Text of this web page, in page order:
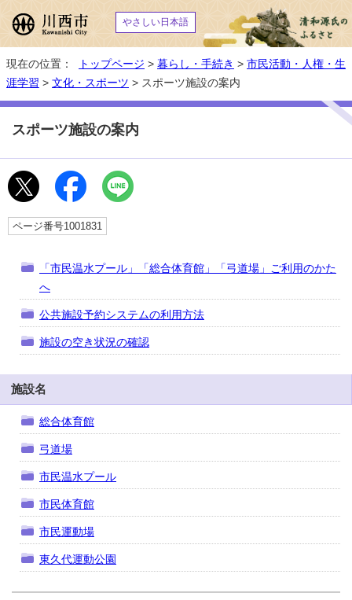
やさしい日本語
現在の位置： トップページ > 暮らし・手続き > 市民活動・人権・生
涯学習 > 文化・スポーツ > スポーツ施設の案内
スポーツ施設の案内
ページ番号1001831
「市民温水プール」「総合体育館」「弓道場」ご利用のかた
へ
公共施設予約システムの利用方法
施設の空き状況の確認
施設名
総合体育館
弓道場
市民温水プール
市民体育館
市民運動場
東久代運動公園